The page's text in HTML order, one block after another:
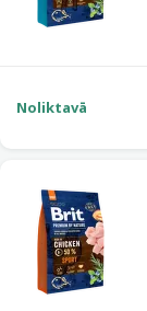
Noliktavā